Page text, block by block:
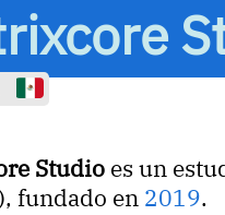
Studio es un
fundado en 2019.